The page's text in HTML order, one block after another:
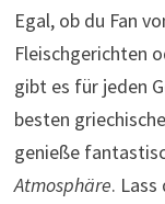
Egal, ob du Fan
Fleischgerichten
gibt es für jeden
besten
genieße
Atmosphäre.